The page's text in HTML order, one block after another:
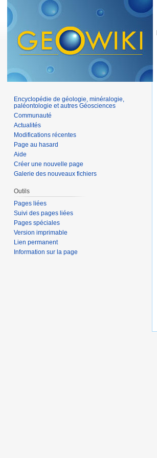
Encyclopédie de géologie, minéralogie,
paléontologie et autres Géosciences
Communauté
Actualités
Modifications récentes
Page au hasard
Aide
Créer une nouvelle page
Galerie des nouveaux fichiers
Outils
Pages liées
Suivi des pages liées
Pages spéciales
Version imprimable
Lien permanent
Information sur la page